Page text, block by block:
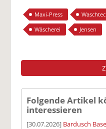
Maxi-Press
Wäscherei
Jensen
Folgende Artikel
interessieren
[30.07.2026] Bardusch